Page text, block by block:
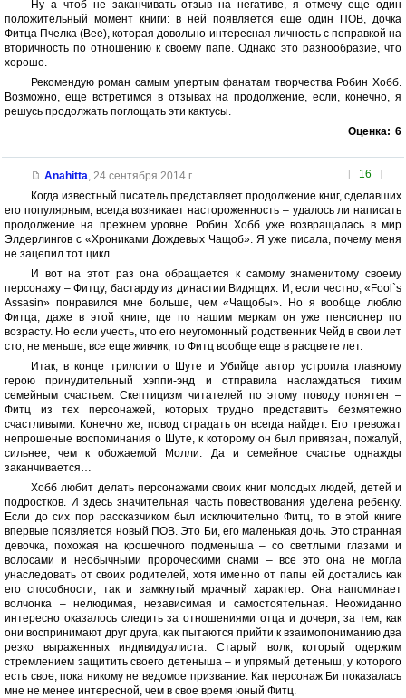
Ну а чтоб не заканчивать отзыв на негативе, я отмечу еще один
положительный момент книги: в ней появляется еще один ПОВ, дочка
Фитца Пчелка (Bee), которая довольно интересная личность с поправкой на
вторичность по отношению к своему папе. Однако это разнообразие, что
хорошо.
Рекомендую роман самым упертым фанатам творчества Робин Хобб.
Возможно, еще встретимся в отзывах на продолжение, если, конечно, я
решусь продолжать поглощать эти кактусы.
Оценка: 6
[ 16 ]
Anahitta 24 сентября 2014 г.
Когда известный писатель представляет продолжение книг, сделавших
его популярным, всегда возникает настороженность – удалось ли написать
продолжение на прежнем уровне. Робин Хобб уже возвращалась в мир
Элдерлингов с «Хрониками Дождевых Чащоб». Я уже писала, почему меня
не зацепил тот цикл.
И вот на этот раз она обращается к самому знаменитому своему
персонажу – Фитцу, бастарду из династии Видящих. И, если честно, «Fool`s
Assasin» понравился мне больше, чем «Чащобы». Но я вообще люблю
Фитца, даже в этой книге, где по нашим меркам он уже пенсионер по
возрасту. Но если учесть, что его неугомонный родственник Чейд в свои лет
сто, не меньше, все еще живчик, то Фитц вообще еще в расцвете лет.
Итак, в конце трилогии о Шуте и Убийце автор устроила главному
герою принудительный хэппи-энд и отправила наслаждаться тихим
семейным счастьем. Скептицизм читателей по этому поводу понятен –
Фитц из тех персонажей, которых трудно представить безмятежно
счастливыми. Конечно же, повод страдать он всегда найдет. Его тревожат
непрошеные воспоминания о Шуте, к которому он был привязан, пожалуй,
сильнее, чем к обожаемой Молли. Да и семейное счастье однажды
заканчивается…
Хобб любит делать персонажами своих книг молодых людей, детей и
подростков. И здесь значительная часть повествования уделена ребенку.
Если до сих пор рассказчиком был исключительно Фитц, то в этой книге
впервые появляется новый ПОВ. Это Би, его маленькая дочь. Это странная
девочка, похожая на крошечного подменыша – со светлыми глазами и
волосами и необычными пророческими снами – все это она не могла
унаследовать от своих родителей, хотя именно от папы ей достались как
его способности, так и замкнутый мрачный характер. Она напоминает
волчонка – нелюдимая, независимая и самостоятельная. Неожиданно
интересно оказалось следить за отношениями отца и дочери, за тем, как
они воспринимают друг друга, как пытаются прийти к взаимопониманию два
резко выраженных индивидуалиста. Старый волк, который одержим
стремлением защитить своего детеныша – и упрямый детеныш, у которого
есть свое, пока никому не ведомое призвание. Как персонаж Би показалась
мне не менее интересной, чем в свое время юный Фитц.